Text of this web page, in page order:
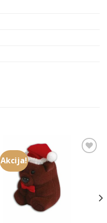
Akcija!